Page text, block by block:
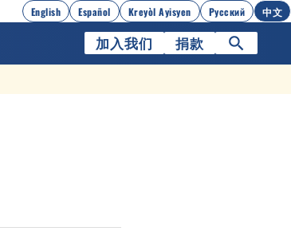
English Español Kreyòl Ayisyen Русский 中文
加入我们
捐款